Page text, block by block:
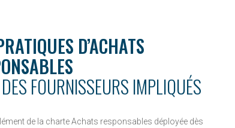
D’ACHATS
FOURNISSEURS IMPLIQUÉS
de la charte Achats responsables déployée dès